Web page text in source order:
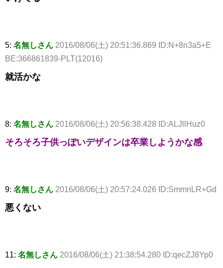
5: 名無しさん 2016/08/06(土) 20:51:36.869 ID:N+8n3a5+E
BE:366861839-PLT(12016)
就活かな
8: 名無しさん 2016/08/06(土) 20:56:38.428 ID:ALJllHuz0
そろそろ子供っぽいデザインは卒業しようかな感
9: 名無しさん 2016/08/06(土) 20:57:24.026 ID:SmmnLR+Gd
悪くない
11: 名無しさん 2016/08/06(土) 21:38:54.280 ID:qecZJ8Yp0